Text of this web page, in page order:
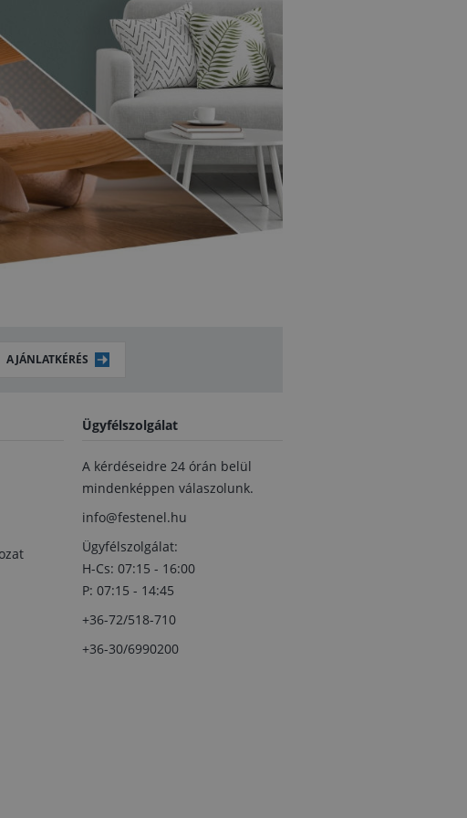
AJÁNLATKÉRÉS
Ügyfélszolgálat
A kérdéseidre 24 órán belül
mindenképpen válaszolunk.
info@festenel.hu
Ügyfélszolgálat:
H-Cs: 07:15 - 16:00
P: 07:15 - 14:45
+36-72/518-710
+36-30/6990200